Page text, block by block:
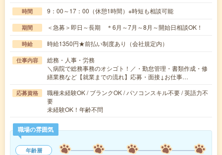
時間 9：00～17：00（休憩1時間）※時短も相談可能
期間 ＜急募＞即日～長期 ＊6月～7月～8月～開始日相談OK！
時給 時給1350円★前払い制度あり（会社規定内）
仕事内容
総務・人事・労務
＼病院で総務事務のオシゴト！／・勤怠管理・書類作成・修
繕業務など【就業までの流れ】応募・面接↓お仕事…
応募資格
職種未経験OK / ブランクOK / パソコンスキル不要 / 英語力不
要
未経験OK！年齢不問
職場の雰囲気
年齢層